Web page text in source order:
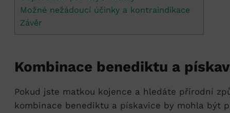
Možné nežádoucí účinky a kontraindikace
Závěr
Kombinace benediktu​ a
Pokud jste matkou kojence a⁣ hledáte přírodní⁣
kombinace ⁢benediktu⁣ a pískavice by ⁣mohla být⁢